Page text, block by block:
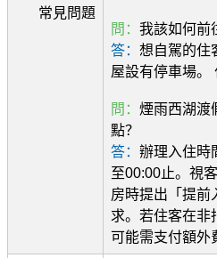
常見問題
問： 我該如何前
答： 想自駕的住
屋設有停車場。
問： 煙雨西湖渡
點？
答： 辦理入住時
至00:00止。視
房時提出「提前
求。若住客在非
可能需支付額外